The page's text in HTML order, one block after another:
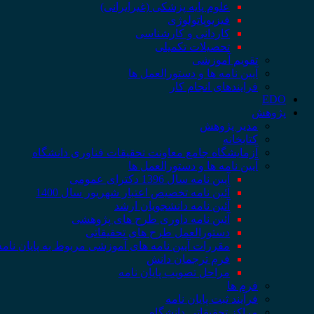
علوم پایه پزشکی (غیرایرانی)
فیزیوپاتولوژی
کاردانی و کارشناسی
تحصیلات تکمیلی
تقویم آموزشی
آیین نامه ها و دستورالعمل ها
فرایندهای انجام کار
EDO
پژوهش
مدیر پژوهش
کتابخانه
آزمایشگاه جامع معاونت تحقیقات فناوری دانشگاه
آیین نامه ها و دستورالعمل ها
آیین نامه سال 1396 دکترای عمومی
آئین نامه تخصیص اعتبار شهریور سال 1400
آئین نامه دانشجویان ارشد
آئین نامه داوری طرح های پژوهشی
دستورالعمل طرح های تحقیقاتی
مقررات آیین نامه های آموزشی مربوط به پایان
فرم ترجمان دانش
مراحل تصویب پایان نامه
فرم ها
فرآیند ثبت پایان نامه